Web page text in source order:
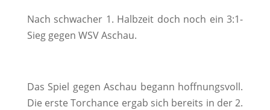
Nach schwacher 1. Halbzeit doch noch ein 3:1-
Sieg gegen WSV Aschau.
Das Spiel gegen Aschau begann hoffnungsvoll.
Die erste Torchance ergab sich bereits in der 2.